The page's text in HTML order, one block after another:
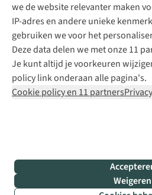
we de website relevanter maken
IP-adres en andere unieke
gebruiken we voor het
Deze data delen we met onze 11
Je kunt altijd je voorkeuren
policy link onderaan alle pagina's.
Cookie policy en 11 partners
Weigeren